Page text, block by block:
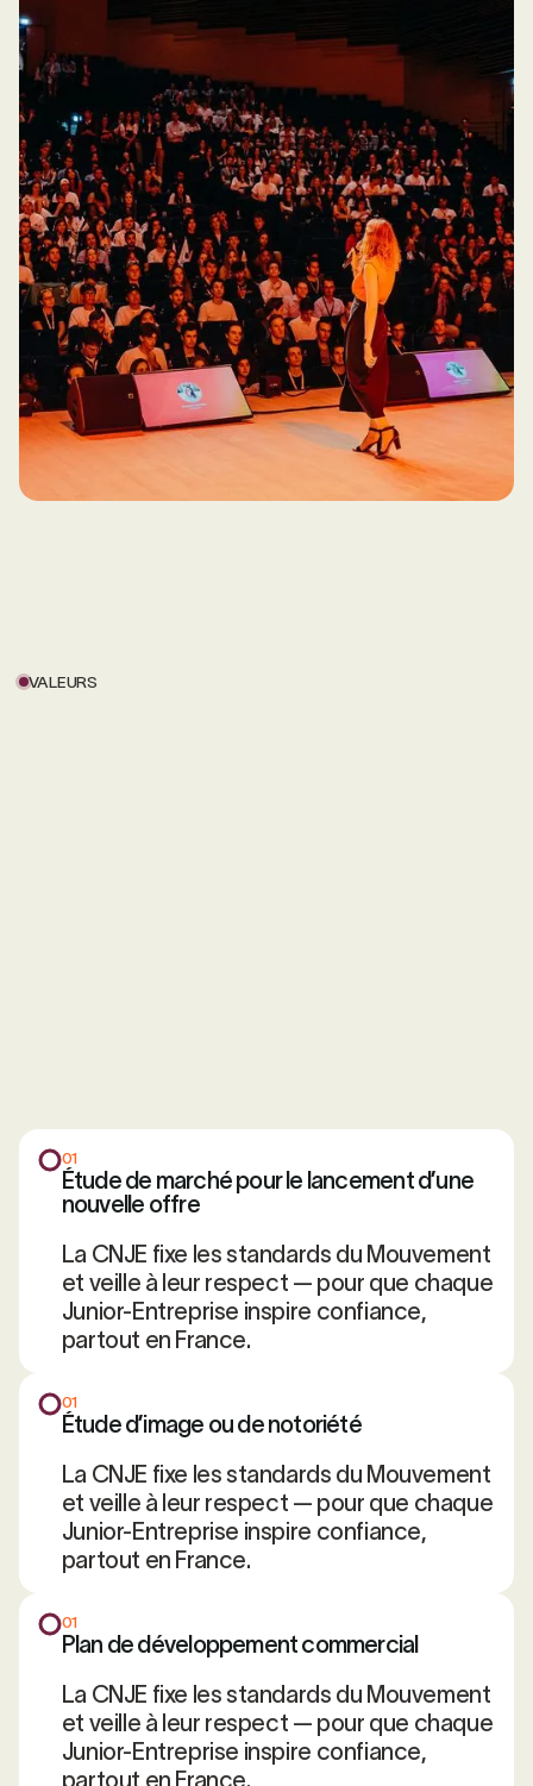
VALEURS
01
Étude de marché pour le lancement d’une
nouvelle offre
La CNJE fixe les standards du Mouvement
et veille à leur respect — pour que chaque
Junior-Entreprise inspire confiance,
partout en France.
01
Étude d’image ou de notoriété
La CNJE fixe les standards du Mouvement
et veille à leur respect — pour que chaque
Junior-Entreprise inspire confiance,
partout en France.
01
Plan de développement commercial
La CNJE fixe les standards du Mouvement
et veille à leur respect — pour que chaque
Junior-Entreprise inspire confiance,
partout en France.